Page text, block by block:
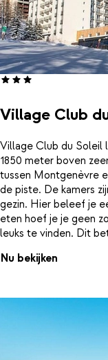
Village Club
Village Club du Soleil
1850 meter boven
tussen Montgenèvre
de piste. De kamers
gezin. Hier beleef je
eten hoef je je geen
leuks te vinden. Dit
Avonds is er
Nu bekijken